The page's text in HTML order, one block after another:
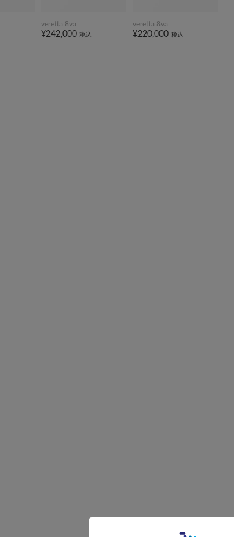
veretta 8va
¥242,000 税込
veretta 8va
¥220,000 税込